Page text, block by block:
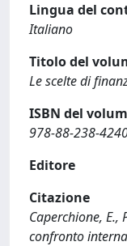
Lingua del
Italiano
Titolo del
Le scelte di
ISBN del
978-88-238-
Editore
Citazione
Caperchione, E.,
confronto